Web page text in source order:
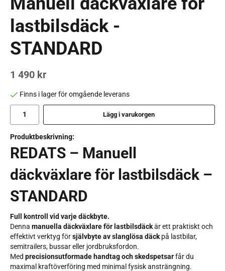
lastbilsdäck -
STANDARD
1 490 kr
Finns i lager för omgående leverans
Lägg i varukorgen
Produktbeskrivning:
REDATS – Manuell
däckväxlare för lastbilsdäck –
STANDARD
Full kontroll vid varje däckbyte.
Denna manuella däckväxlare för lastbilsdäckär ett praktiskt och
effektivt verktyg försjälvbyte av slanglösa däckpå lastbilar,
semitrailers, bussar eller jordbruksfordon.
Med precisionsutformade handtag och skedspetsarfår du
maximal kraftöverföring med minimal fysisk ansträngning.